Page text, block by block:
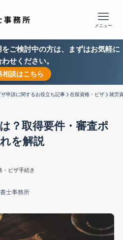
メニュー
ご検討中の方は、まずはお気軽に
せください。
相談はこちら
申請に関するお役立ち記事 在留資格・ビザ 就労
？取得要件・審査ポ
を解説
・ビザ手続き
士事務所